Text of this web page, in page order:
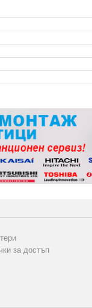
за достъп